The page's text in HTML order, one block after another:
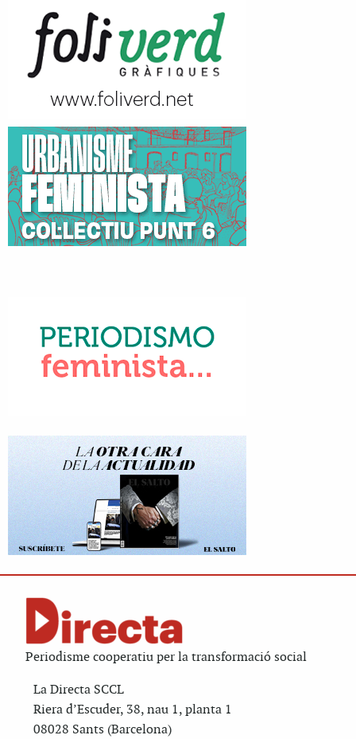
Periodisme cooperatiu per la transformació social
La Directa SCCL
Riera d’Escuder, 38, nau 1, planta 1
08028 Sants (Barcelona)